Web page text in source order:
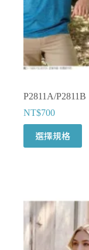
P2811A/P2811B
NT$700
選擇規格
產
種
款
式。
可